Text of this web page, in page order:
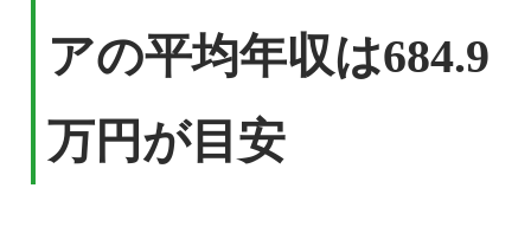
アの平均年収は684.9
万円が目安